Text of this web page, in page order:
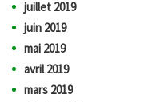
juillet 2019
juin 2019
mai 2019
avril 2019
mars 2019